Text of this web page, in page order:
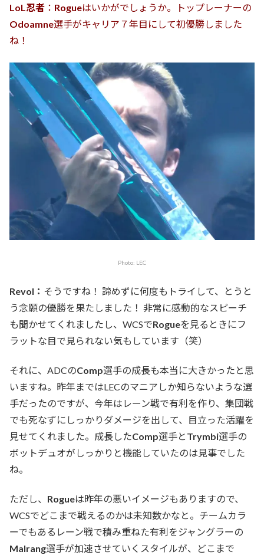
LoL忍者 ： Rogueはいかがでしょうか。トップレーナーの
Odoamne選手がキャリア７年目にして初優勝しました
ね！
Photo: LEC
Revol： そうですね！ 諦めずに何度もトライして、とうと
う念願の優勝を果たしました！ 非常に感動的なスピーチ
も聞かせてくれましたし、WCSでRogueを見るときにフ
ラットな目で見られない気もしています（笑）
それに、ADCのComp選手の成長も本当に大きかったと思
いますね。昨年まではLECのマニアしか知らないような選
手だったのですが、今年はレーン戦で有利を作り、集団戦
でも死なずにしっかりダメージを出して、目立った活躍を
見せてくれました。成長したComp選手と Trymbi選手の
ボットデュオがしっかりと機能していたのは見事でした
ね。
ただし、 Rogueは昨年の悪いイメージもありますので、
WCSでどこまで戦えるのかは未知数かなと。チームカラ
ーでもあるレーン戦で積み重ねた有利をジャングラーの
Malrang選手が加速させていくスタイルが、どこまで